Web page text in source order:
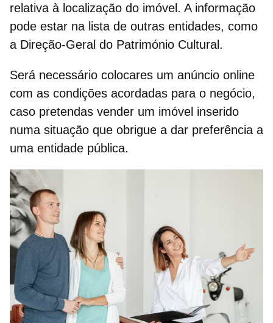
relativa à localização do imóvel. A informação
pode estar na lista de outras entidades, como
a Direção-Geral do Património Cultural.
Será necessário colocares um anúncio online
com as condições acordadas para o negócio,
caso pretendas vender um imóvel inserido
numa situação que obrigue a dar preferência a
uma entidade pública.